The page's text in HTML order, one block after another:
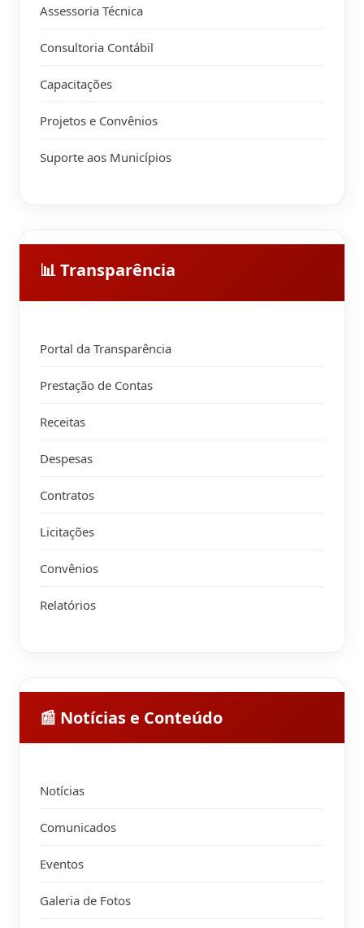
Assessoria Técnica
Consultoria Contábil
Capacitações
Projetos e Convênios
Suporte aos Municípios
📊 Transparência
Portal da Transparência
Prestação de Contas
Receitas
Despesas
Contratos
Licitações
Convênios
Relatórios
📰 Notícias e Conteúdo
Notícias
Comunicados
Eventos
Galeria de Fotos